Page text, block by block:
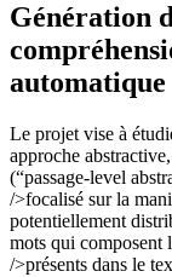
Génération
automatique
Le projet vise à
approche
(“passage-level
/>focalisé sur la
potentiellement
mots qui composent
/>présents dans le